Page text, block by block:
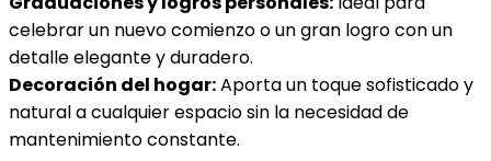
celebrar un nuevo comienzo o un gran logro con un
detalle elegante y duradero.
Decoración del hogar:Aporta un toque sofisticado y
natural a cualquier espacio sin la necesidad de
mantenimiento constante.